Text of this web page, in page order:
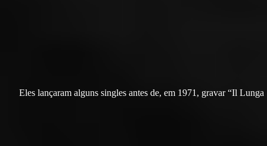
Eles lançaram alguns singles antes de, em 1971, gravar “Il Lunga